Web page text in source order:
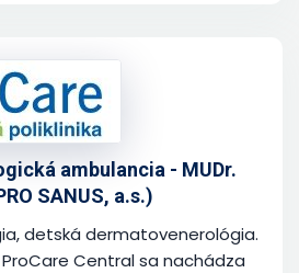
ambulancia - MUDr.
SANUS, a.s.)
detská dermatovenerológia.
Central sa nachádza